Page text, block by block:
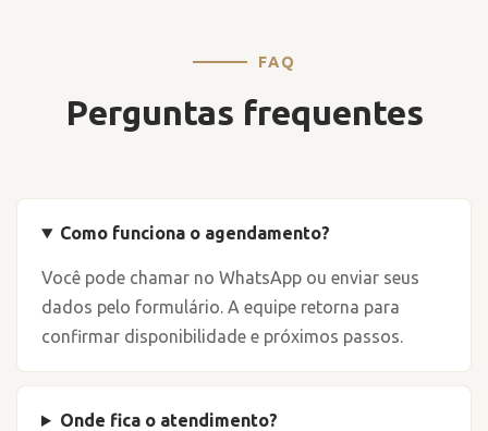
FAQ
Perguntas frequentes
Como funciona o agendamento?
Você pode chamar no WhatsApp ou enviar seus
dados pelo formulário. A equipe retorna para
confirmar disponibilidade e próximos passos.
Onde fica o atendimento?